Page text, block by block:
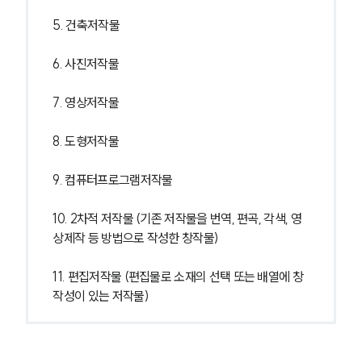
5. 건축저작물
6. 사진저작물
7. 영상저작물
8. 도형저작물
9. 컴퓨터프로그램저작물
10. 2차적 저작물 (기존 저작물을 번역, 편곡, 각색, 영
상제작 등 방법으로 작성한 창작물)
11. 편집저작물 (편집물로 소재의 선택 또는 배열에 창
작성이 있는 저작물)